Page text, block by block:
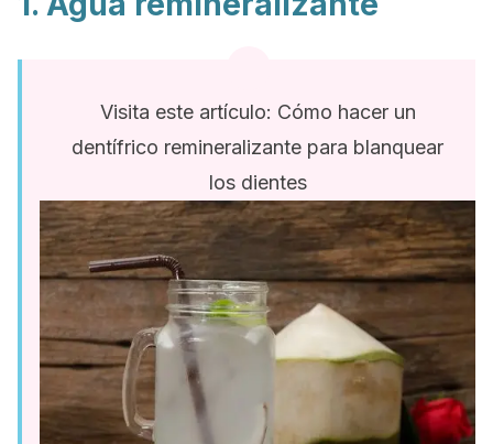
Visita este artículo: Cómo hacer un
dentífrico remineralizante para blanquear
los dientes